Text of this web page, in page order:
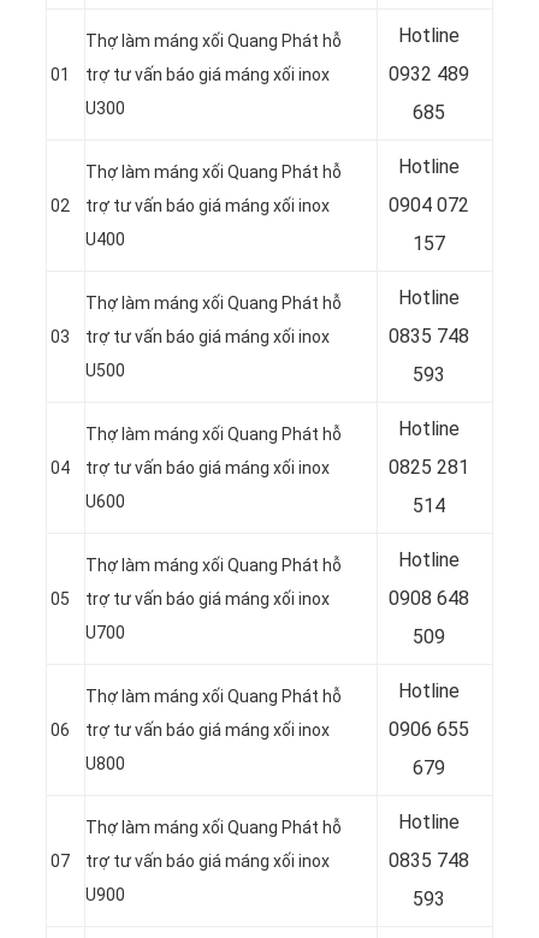
01
Thợ làm máng xối Quang Phát hỗ
trợ tư vấn báo giá máng xối inox
U300
Hotline
0932 489
685
02
Thợ làm máng xối Quang Phát hỗ
trợ tư vấn báo giá máng xối inox
U400
Hotline
0904 072
157
03
Thợ làm máng xối Quang Phát hỗ
trợ tư vấn báo giá máng xối inox
U500
Hotline
0835 748
593
04
Thợ làm máng xối Quang Phát hỗ
trợ tư vấn báo giá máng xối inox
U600
Hotline
0825 281
514
05
Thợ làm máng xối Quang Phát hỗ
trợ tư vấn báo giá máng xối inox
U700
Hotline
0908 648
509
06
Thợ làm máng xối Quang Phát hỗ
trợ tư vấn báo giá máng xối inox
U800
Hotline
0906 655
679
07
Thợ làm máng xối Quang Phát hỗ
trợ tư vấn báo giá máng xối inox
U900
Hotline
0835 748
593